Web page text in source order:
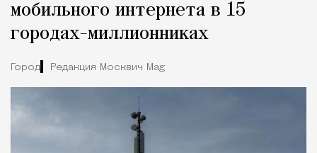
мобильного интернета в 15
городах-миллионниках
Город Редакция Москвич Mag